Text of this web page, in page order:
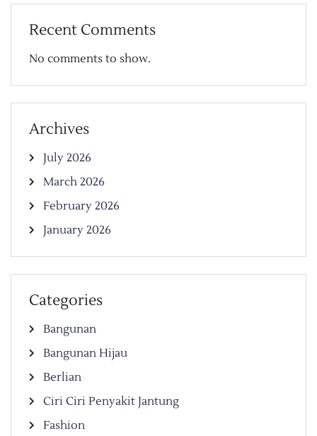
Recent Comments
No comments to show.
Archives
July 2026
March 2026
February 2026
January 2026
Categories
Bangunan
Bangunan Hijau
Berlian
Ciri Ciri Penyakit Jantung
Fashion